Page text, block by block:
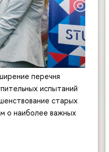
перечня
испытаний
старых
о наиболее важных